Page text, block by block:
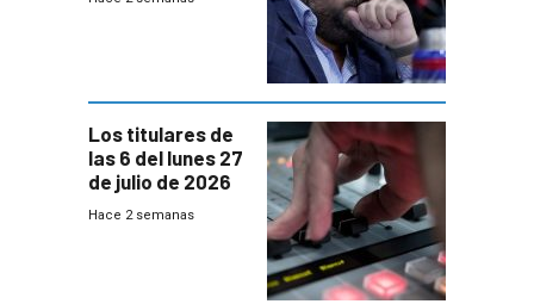
Los titulares de
las 6 del lunes 27
de julio de 2026
Hace 2 semanas